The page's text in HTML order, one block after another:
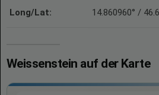
Long/Lat: 14.860960° /
Weissenstein auf der Karte